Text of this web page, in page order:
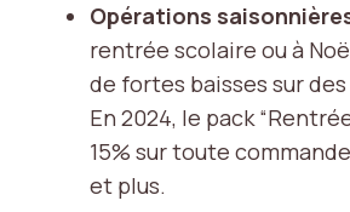
Opérations
rentrée scolaire ou à
de fortes baisses sur
En 2024, le pack
15% sur toute
et plus.